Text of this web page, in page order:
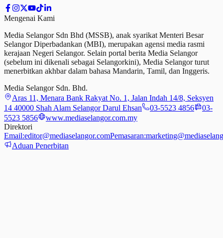
Mengenai Kami
Media Selangor Sdn Bhd (MSSB), anak syarikat Menteri Besar
Selangor Diperbadankan (MBI), merupakan agensi media rasmi
kerajaan Negeri Selangor. Selain portal berita Media Selangor
(sebelum ini dikenali sebagai Selangorkini), Media Selangor turut
menerbitkan akhbar dalam bahasa Mandarin, Tamil, dan Inggeris.
Media Selangor Sdn. Bhd.
Aras 11, Menara Bank Rakyat No. 1, Jalan Indah 14/8, Seksyen
14 40000 Shah Alam Selangor Darul Ehsan
03-5523 4856
03-
5523 5856
www.mediaselangor.com.my
Direktori
Email:editor@mediaselangor.comPemasaran:
Aduan Penerbitan